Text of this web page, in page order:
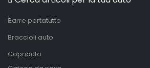
Barre portatutto
Braccioli auto
Copriauto